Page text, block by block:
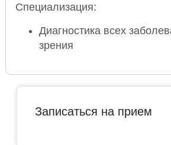
Специализация:
Диагностика всех
зрения
Записаться на прием